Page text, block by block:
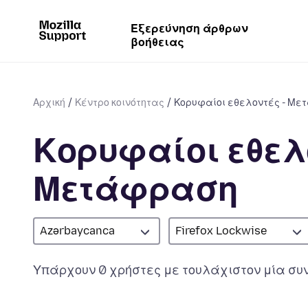
Εξερεύνηση άρθρων
βοήθειας
Αρχική Κέντρο κοινότητας Κορυφαίοι εθελοντές -
Κορυφαίοι
Μετάφραση
Azərbaycanca Firefox Lockwise
Υπάρχουν 0 χρήστες με τουλάχιστον μία